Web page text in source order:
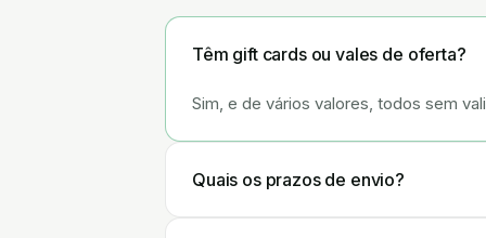
Têm gift cards ou vales de oferta?
Sim, e de vários valores, todos sem
Quais os prazos de envio?